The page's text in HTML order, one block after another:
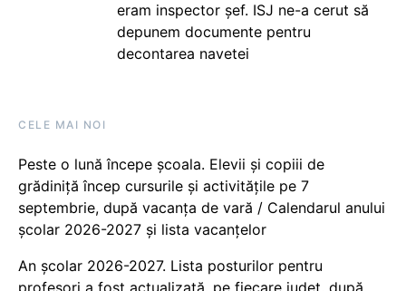
eram inspector șef. ISJ ne-a cerut să
depunem documente pentru
decontarea navetei
CELE MAI NOI
Peste o lună începe școala. Elevii și copiii de
grădiniță încep cursurile și activitățile pe 7
septembrie, după vacanța de vară / Calendarul anului
școlar 2026-2027 și lista vacanțelor
An școlar 2026-2027. Lista posturilor pentru
profesori a fost actualizată, pe fiecare județ, după